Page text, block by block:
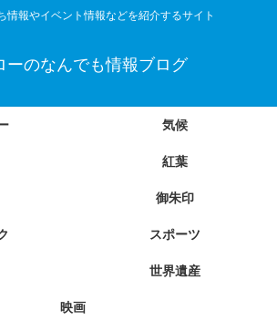
情報やイベント情報などを紹介するサイト
ーのなんでも情報ブログ
気候
紅葉
御朱印
スポーツ
世界遺産
映画